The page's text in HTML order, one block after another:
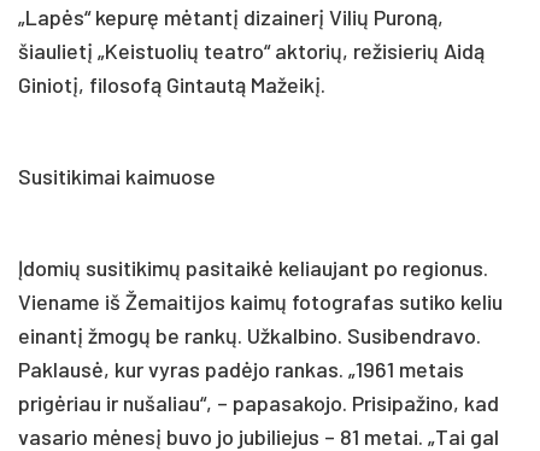
„Lapės“ kepurę mėtantį dizainerį Vilių Puroną,
šiaulietį „Keistuolių teatro“ aktorių, režisierių Aidą
Giniotį, filosofą Gintautą Mažeikį.
Susitikimai kaimuose
Įdomių susitikimų pasitaikė keliaujant po regionus.
Viename iš Žemaitijos kaimų fotografas sutiko keliu
einantį žmogų be rankų. Užkalbino. Susibendravo.
Paklausė, kur vyras padėjo rankas. „1961 metais
prigėriau ir nušaliau“, – papasakojo. Prisipažino, kad
vasario mėnesį buvo jo jubiliejus – 81 metai. „Tai gal